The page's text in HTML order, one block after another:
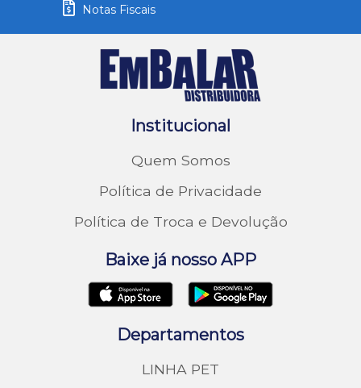
Notas Fiscais
Institucional
Quem Somos
Política de Privacidade
Política de Troca e Devolução
Baixe já nosso APP
Departamentos
LINHA PET